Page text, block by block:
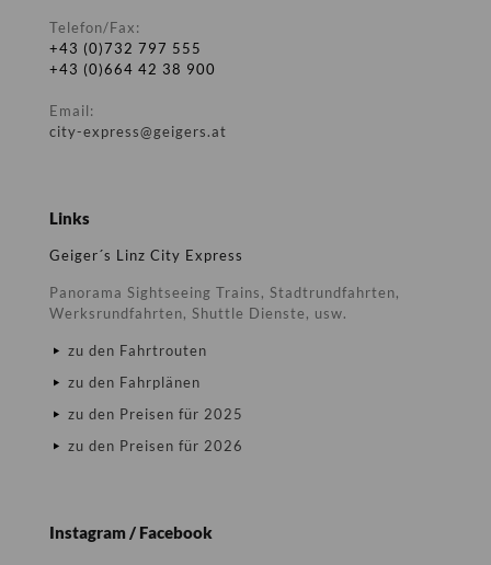
Telefon/Fax:
+43 (0)732 797 555
+43 (0)664 42 38 900
Email:
city-express@geigers.at
Links
Geiger´s Linz City Express
Panorama Sightseeing Trains, Stadtrundfahrten,
Werksrundfahrten, Shuttle Dienste, usw.
zu den Fahrtrouten
zu den Fahrplänen
zu den Preisen für 2025
zu den Preisen für 2026
Instagram / Facebook